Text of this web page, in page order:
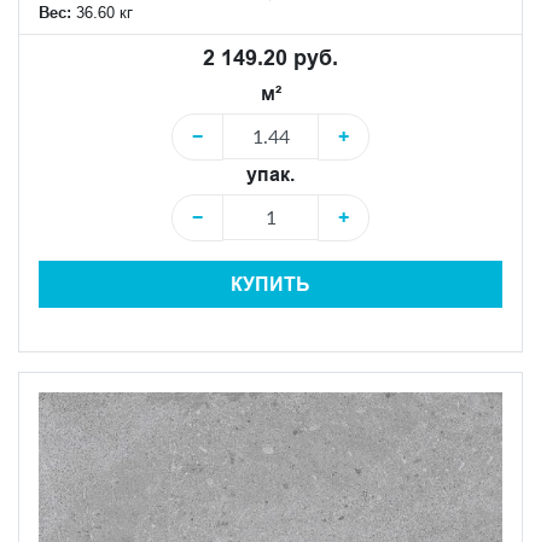
Вес: 36.60 кг
2 149.20 руб.
м²
−
+
упак.
−
+
КУПИТЬ